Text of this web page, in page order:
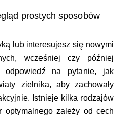
prostych sposobów
lub interesujesz się nowymi
wcześniej czy później
odpowiedź na pytanie, jak
zielnika, aby zachowały
Istnieje kilka rodzajów
optymalnego zależy od cech